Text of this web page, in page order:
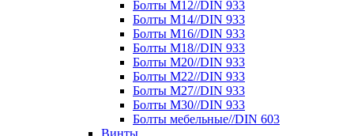
Болты М12//DIN 933
Болты М14//DIN 933
Болты М16//DIN 933
Болты М18//DIN 933
Болты М20//DIN 933
Болты М22//DIN 933
Болты М27//DIN 933
Болты М30//DIN 933
Болты мебельные//DIN 603
Винты